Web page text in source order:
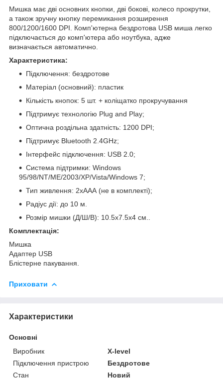
Мишка має дві основних кнопки, дві бокові, колесо прокрутки,
а також зручну кнопку перемикання розширення
800/1200/1600 DPI. Комп'ютерна бездротова USB миша легко
підключається до комп'ютера або ноутбука, адже
визначається автоматично.
Характеристика:
Підключення: бездротове
Матеріал (основний): пластик
Кількість кнопок: 5 шт. + коліщатко прокручування
Підтримує технологію Plug and Play;
Оптична роздільна здатність: 1200 DPI;
Підтримує Bluetooth 2.4GHz;
Інтерфейс підключення: USB 2.0;
Система підтримки: Windows
95/98/NT/ME/2003/XP/Vista/Windows 7;
Тип живлення: 2xААА (не в комплекті);
Радіус дії: до 10 м.
Розмір мишки (Д/Ш/В): 10.5х7.5х4 см..
Комплектація:
Мишка
Адаптер USB
Блістерне пакування.
Приховати
Характеристики
Основні
Виробник
X-level
Підключення пристрою
Бездротове
Стан
Новий